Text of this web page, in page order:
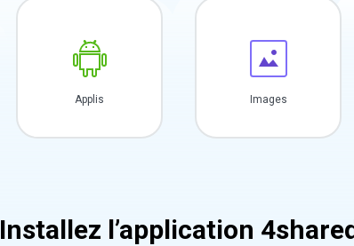
Applis Images
Installez l’application